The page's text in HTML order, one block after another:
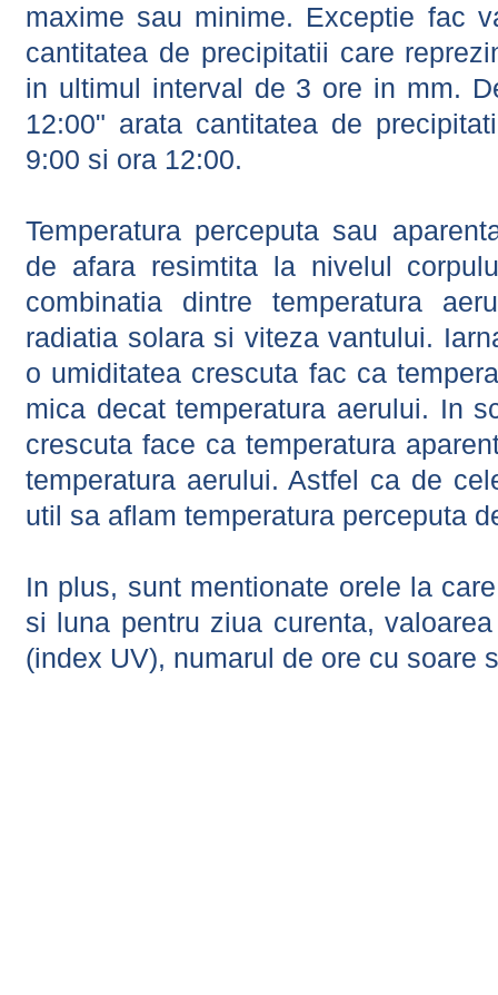
maxime sau minime. Exceptie fac
cantitatea de precipitatii care
in ultimul interval de 3 ore in mm.
12:00" arata cantitatea de
9:00 si ora 12:00.
Temperatura perceputa sau
de afara resimtita la nivelul
combinatia dintre temperatura
radiatia solara si viteza vantului.
o umiditatea crescuta fac ca
mica decat temperatura aerului. In
crescuta face ca temperatura
temperatura aerului. Astfel ca de
util sa aflam temperatura perceputa
In plus, sunt mentionate orele la
si luna pentru ziua curenta,
(index UV), numarul de ore cu soare